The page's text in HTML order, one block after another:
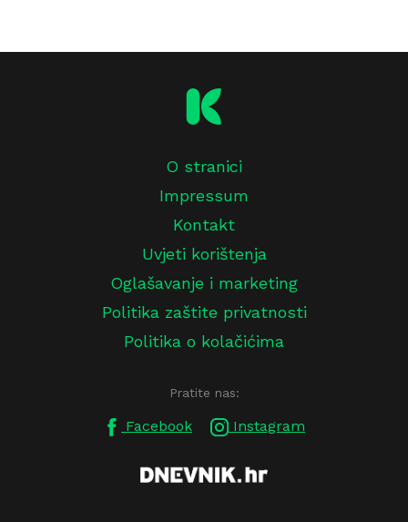
O stranici
Impressum
Kontakt
Uvjeti korištenja
Oglašavanje i marketing
Politika zaštite privatnosti
Politika o kolačićima
Pratite nas:
Facebook Instagram